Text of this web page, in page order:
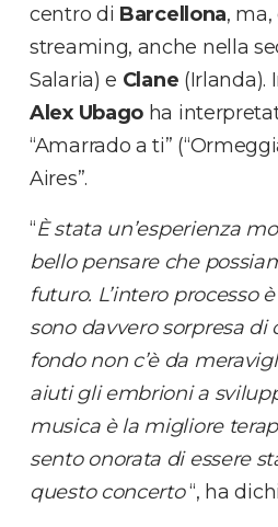
centro di Barcellona,
streaming, anche nella
Salaria) e Clane (Irlanda).
Alex Ubago ha
“Amarrado a ti”
Aires”.
“È stata un’esperienza
bello pensare che
futuro. L’intero processo
sono davvero sorpresa di
fondo non c’è da
aiuti gli embrioni a
musica è la migliore
sento onorata di essere
questo concerto“, ha